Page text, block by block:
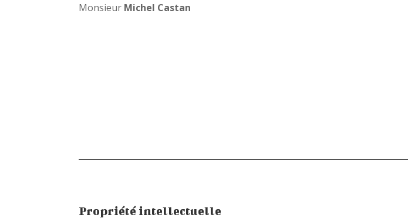
Monsieur Michel Castan
Propriété intellectuelle